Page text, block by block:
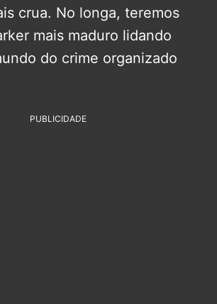
crua. No longa, teremos
mais maduro lidando
do crime organizado
PUBLICIDADE